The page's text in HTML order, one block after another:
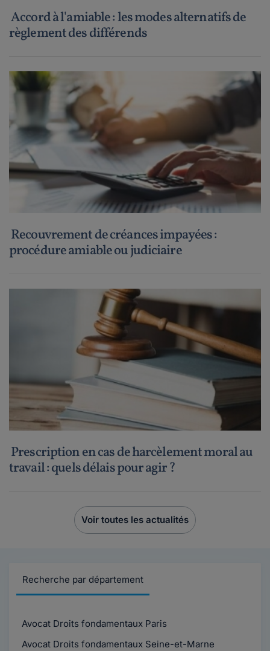
Accord à l'amiable : les modes alternatifs de
règlement des différends
Recouvrement de créances impayées :
procédure amiable ou judiciaire
Prescription en cas de harcèlement moral au
travail : quels délais pour agir ?
Voir toutes les actualités
Recherche par département
Avocat Droits fondamentaux Paris
Avocat Droits fondamentaux Seine-et-Marne